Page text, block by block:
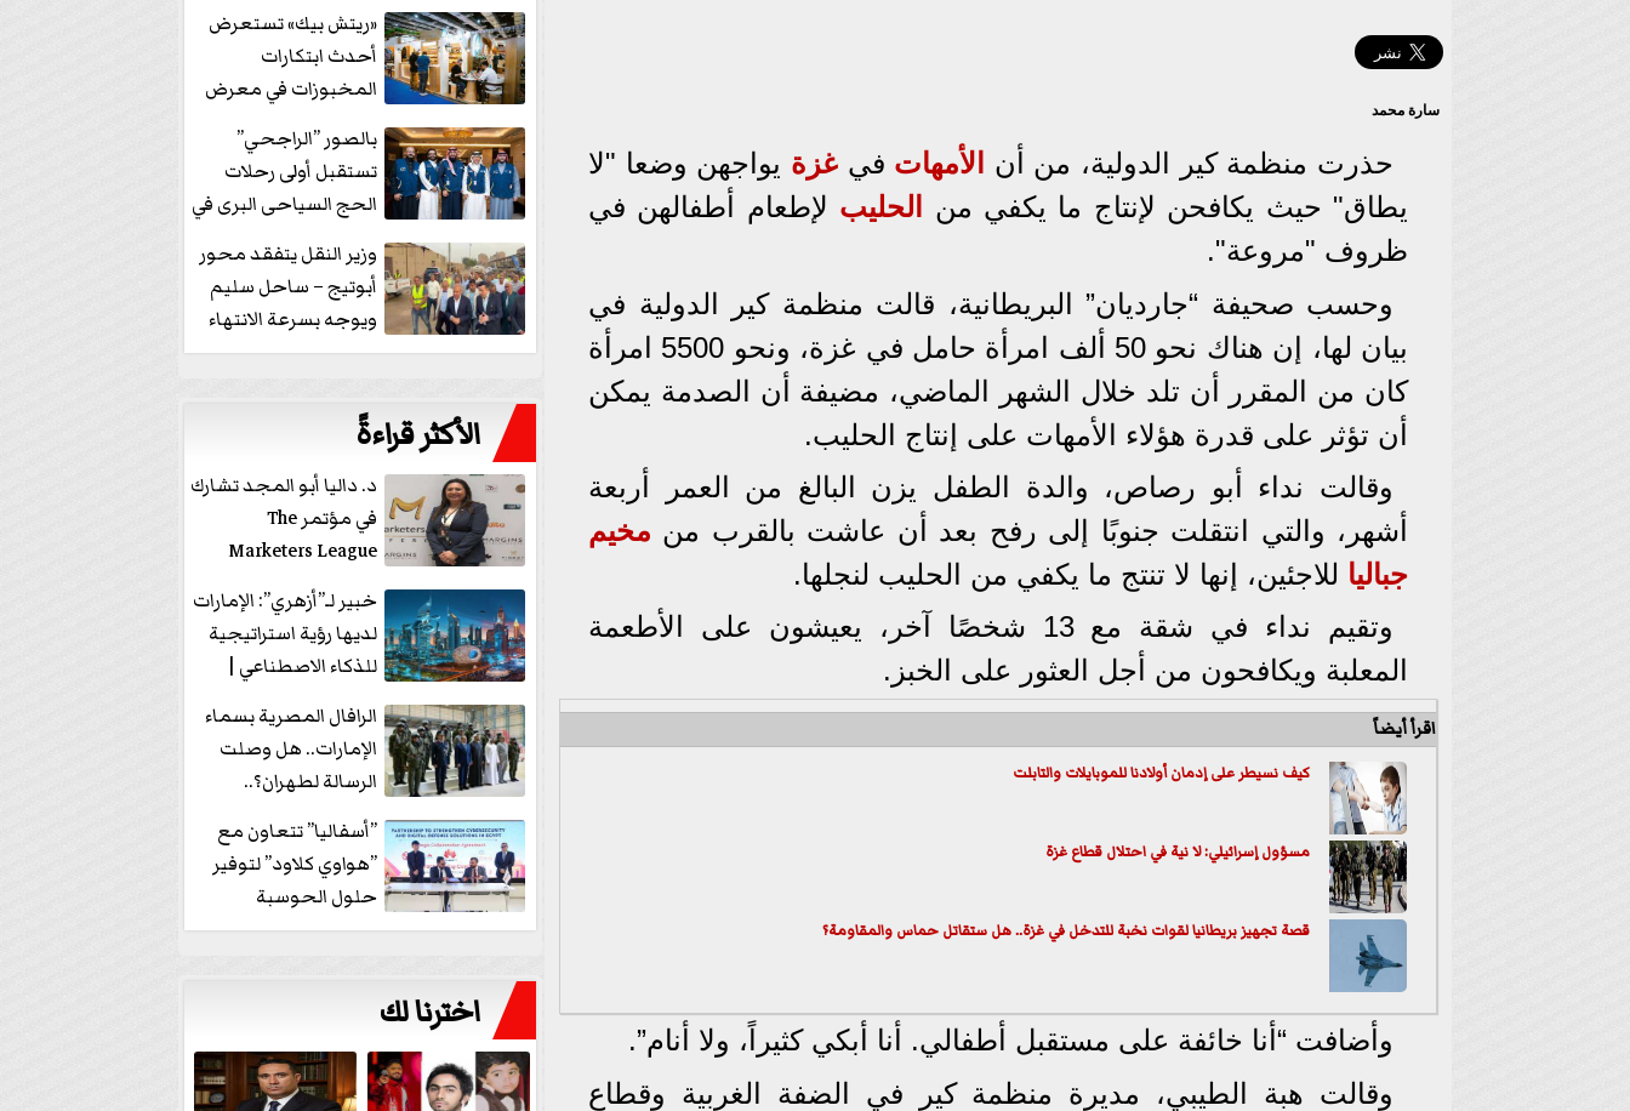
سارة محمد
حذرت منظمة كير الدولية، من أن الأمهات فيغزة يواجهن وضعا "لا
يطاق" حيث يكافحن لإنتاج ما يكفي من
الحليب لإطعام أطفالهن في
ظروف "مروعة".
وحسب صحيفة “جارديان” البريطانية، قالت منظمة كير الدولية في
بيان لها، إن هناك نحو 50 ألف امرأة حامل في غزة، ونحو 5500 امرأة
كان من المقرر أن تلد خلال الشهر الماضي، مضيفة أن الصدمة يمكن
أن تؤثر على قدرة هؤلاء الأمهات على إنتاج الحليب.
وقالت نداء أبو رصاص، والدة الطفل يزن البالغ من العمر أربعة
أشهر، والتي انتقلت جنوبًا إلى رفح بعد أن عاشت بالقرب من مخيم
جباليا للاجئين، إنها لا تنتج ما يكفي من الحليب لنجلها.
وتقيم نداء في شقة مع 13 شخصًا آخر، يعيشون على الأطعمة
المعلبة ويكافحون من أجل العثور على الخبز.
اقرأ أيضاً
كيف نسيطر على إدمان أولادنا للموبايلات والتابلت
مسؤول إسرائيلي: لا نية في احتلال قطاع غزة
قصة تجهيز بريطانيا لقوات نخبة للتدخل في غزة.. هل ستقاتل حماس والمقاومة؟
وأضافت “أنا خائفة على مستقبل أطفالي. أنا أبكي كثيراً، ولا أنام”.
وقالت هبة الطيبي، مديرة منظمة كير في الضفة الغربية وقطاع
«ريتش بيك» تستعرض
أحدث ابتكارات
المخبوزات في معرض
منتجات...
بالصور ”الراجحي”
تستقبل أولى رحلات
الحج السياحى البرى في
وزير النقل يتفقد محور
أبوتيج – ساحل سليم
ويوجه بسرعة الانتهاء
من...
الأكثر قراءةً
د. داليا أبو المجد تشارك
في مؤتمر The
Marketers League
وتدير جلسة...
خبير لـ”أزهري”: الإمارات
لديها رؤية استراتيجية
للذكاء الاصطناعي |
الرافال المصرية بسماء
الإمارات.. هل وصلت
الرسالة لطهران؟..
”ماعت جروب” تُجيب؟
|...
”أسفاليا” تتعاون مع
”هواوي كلاود” لتوفير
حلول الحوسبة
السحابية والأمن
اخترنا لك